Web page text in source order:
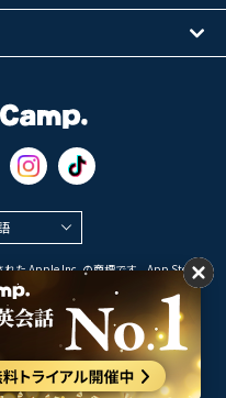
た Apple Inc. の商標です。App Store は
ークです。
の商標です。
イン英会話
Reserved.